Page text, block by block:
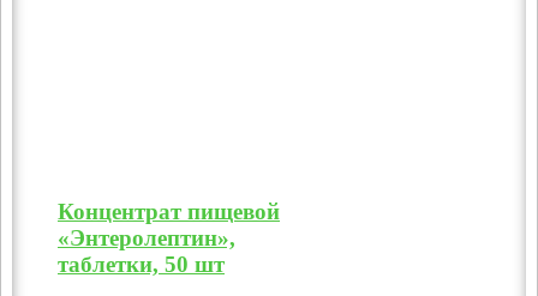
Концентрат пищевой
«Энтеролептин»,
таблетки, 50 шт